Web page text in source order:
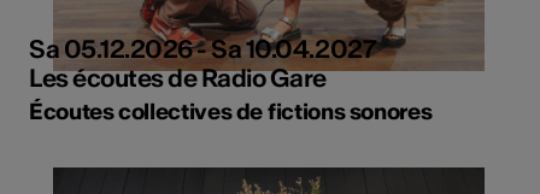
Sa 05.12.2026 - Sa 10.04.2027
Les écoutes de Radio Gare
Écoutes collectives de fictions sonores